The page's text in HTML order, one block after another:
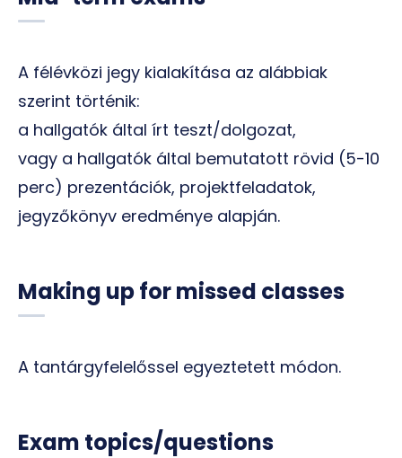
A félévközi jegy kialakítása az alábbiak
szerint történik:
a hallgatók által írt teszt/dolgozat,
vagy a hallgatók által bemutatott rövid (5-10
perc) prezentációk, projektfeladatok,
jegyzőkönyv eredménye alapján.
Making up for missed classes
A tantárgyfelelőssel egyeztetett módon.
Exam topics/questions